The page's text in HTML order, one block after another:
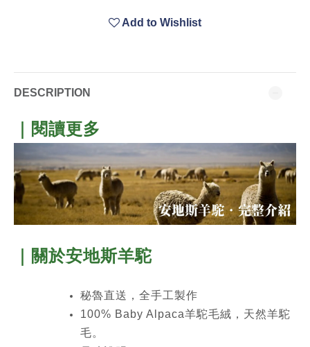
Add to Wishlist
DESCRIPTION
｜閱讀更多
｜關於安地斯羊駝
秘魯直送，全手工製作
100% Baby Alpaca羊駝毛絨，天然羊駝
毛。